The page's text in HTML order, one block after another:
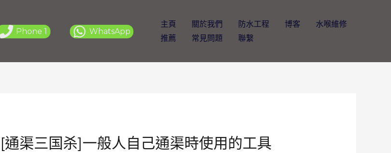
Phone 1 WhatsApp
主頁 關於我們 防水工程 博客
水喉維修
推薦
常見問題 聯繫
[通渠三国杀]一般人自己通渠時使用的工具